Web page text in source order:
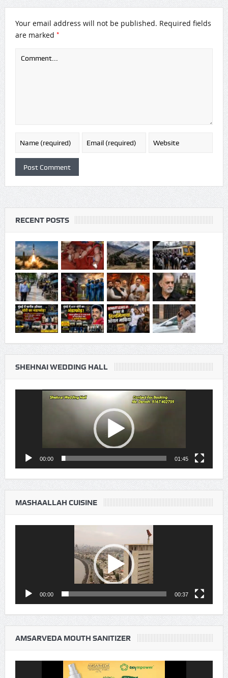
Your email address will not be published. Required fields
are marked *
RECENT POSTS
SHEHNAI WEDDING HALL
00:00 01:45
MASHAALLAH CUISINE
00:00 00:37
AMSARVEDA MOUTH SANITIZER